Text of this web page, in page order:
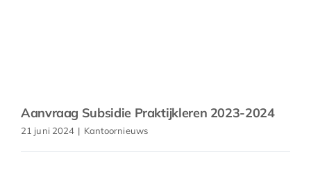
Aanvraag Subsidie Praktijkleren 2023-2024
21 juni 2024 | Kantoornieuws